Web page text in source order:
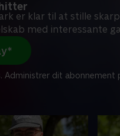
er klar til at stille
med interessante
Administrer dit abonnement